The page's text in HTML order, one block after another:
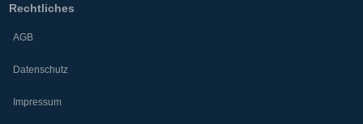
Rechtliches
AGB
Datenschutz
Impressum